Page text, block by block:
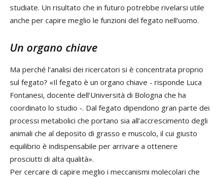
studiate. Un risultato che in futuro potrebbe rivelarsi utile
anche per capire meglio le funzioni del fegato nell’uomo.
Un organo chiave
Ma perché l’analisi dei ricercatori si è concentrata proprio
sul fegato? «Il fegato è un organo chiave - risponde Luca
Fontanesi, docente dell’Università di Bologna che ha
coordinato lo studio -. Dal fegato dipendono gran parte dei
processi metabolici che portano sia all’accrescimento degli
animali che al deposito di grasso e muscolo, il cui giusto
equilibrio è indispensabile per arrivare a ottenere
prosciutti di alta qualità».
Per cercare di capire meglio i meccanismi molecolari che